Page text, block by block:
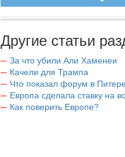
Другие статьи
За что убили Али Хаменеи
Качели для Трампа
Что показал форум в
Европа сделала ставку на
Как поверить Европе?